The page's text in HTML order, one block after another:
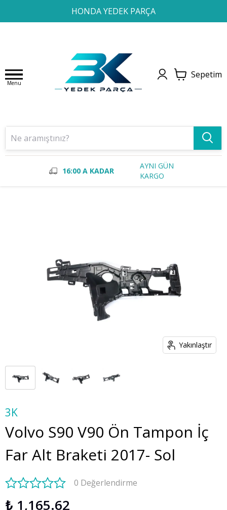
HONDA YEDEK PARÇA
1 2 3 4
Menu
Sepetim
16:00 A KADAR
AYNI GÜN
KARGO
Yakınlaştır
3K
Volvo S90 V90 Ön Tampon İç
Far Alt Braketi 2017- Sol
0 Değerlendirme
₺ 1,165.62